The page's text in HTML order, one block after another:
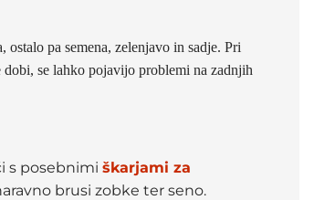
pa semena, zelenjavo in sadje. Pri
se lahko pojavijo problemi na zadnjih
s posebnimiškarjami za
brusi zobke ter seno.